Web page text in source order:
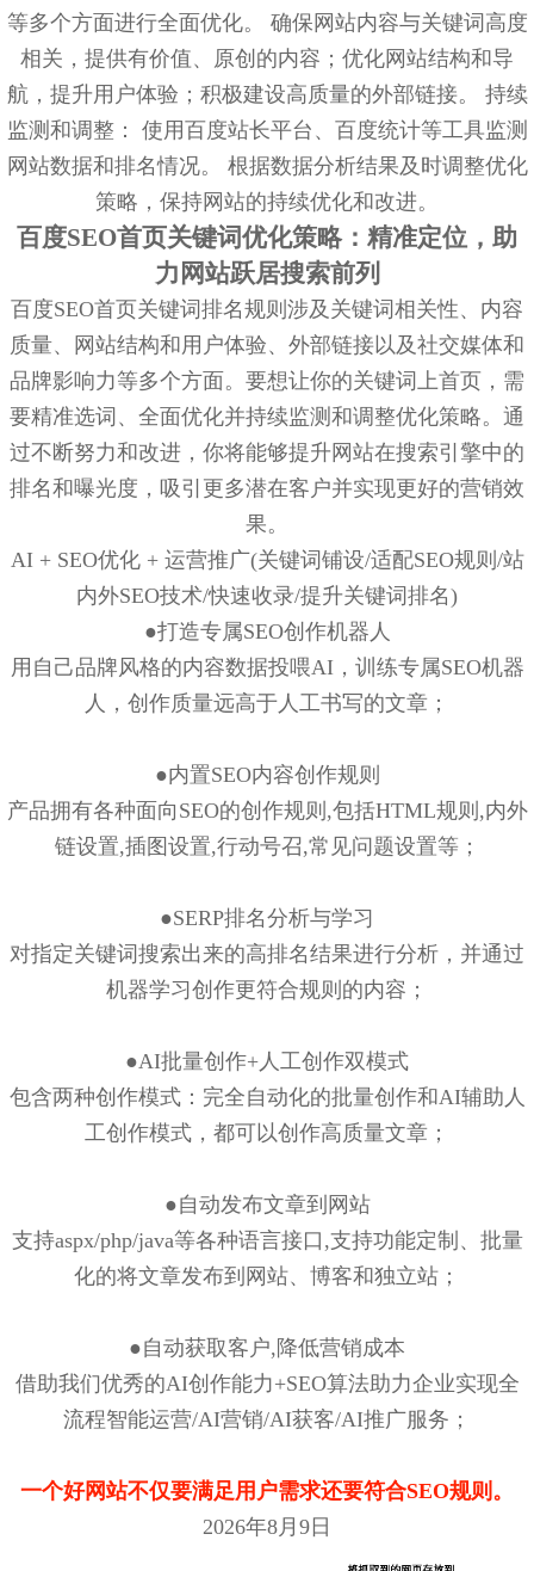
等多个方面进行全面优化。 确保网站内容与关键词高度
相关，提供有价值、原创的内容；优化网站结构和导
航，提升用户体验；积极建设高质量的外部链接。 持续
监测和调整： 使用百度站长平台、百度统计等工具监测
网站数据和排名情况。 根据数据分析结果及时调整优化
策略，保持网站的持续优化和改进。
百度SEO首页关键词优化策略：精准定位，助
力网站跃居搜索前列
百度SEO首页关键词排名规则涉及关键词相关性、内容
质量、网站结构和用户体验、外部链接以及社交媒体和
品牌影响力等多个方面。要想让你的关键词上首页，需
要精准选词、全面优化并持续监测和调整优化策略。通
过不断努力和改进，你将能够提升网站在搜索引擎中的
排名和曝光度，吸引更多潜在客户并实现更好的营销效
果。
AI + SEO优化 + 运营推广(关键词铺设/适配SEO规则/站
内外SEO技术/快速收录/提升关键词排名)
●打造专属SEO创作机器人
用自己品牌风格的内容数据投喂AI，训练专属SEO机器
人，创作质量远高于人工书写的文章；
●内置SEO内容创作规则
产品拥有各种面向SEO的创作规则,包括HTML规则,内外
链设置,插图设置,行动号召,常见问题设置等；
●SERP排名分析与学习
对指定关键词搜索出来的高排名结果进行分析，并通过
机器学习创作更符合规则的内容；
●AI批量创作+人工创作双模式
包含两种创作模式：完全自动化的批量创作和AI辅助人
工创作模式，都可以创作高质量文章；
●自动发布文章到网站
支持aspx/php/java等各种语言接口,支持功能定制、批量
化的将文章发布到网站、博客和独立站；
●自动获取客户,降低营销成本
借助我们优秀的AI创作能力+SEO算法助力企业实现全
流程智能运营/AI营销/AI获客/AI推广服务；
一个好网站不仅要满足用户需求还要符合SEO规则。
2026年8月9日